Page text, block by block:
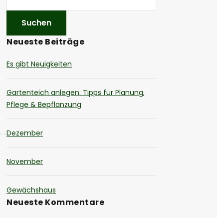
Neueste Beiträge
Es gibt Neuigkeiten
Gartenteich anlegen: Tipps für Planung,
Pflege & Bepflanzung
Dezember
November
Gewächshaus
Neueste Kommentare